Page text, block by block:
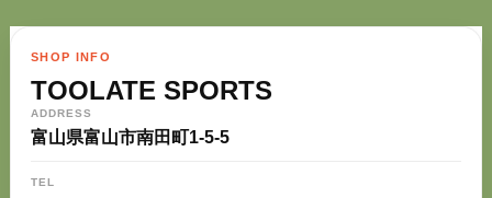
SHOP INFO
TOOLATE SPORTS
ADDRESS
富山県富山市南田町1-5-5
TEL